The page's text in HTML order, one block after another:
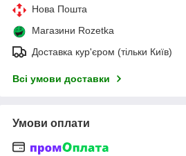
Нова Пошта
Магазини Rozetka
Доставка кур'єром (тільки Київ)
Всі умови доставки
Умови оплати